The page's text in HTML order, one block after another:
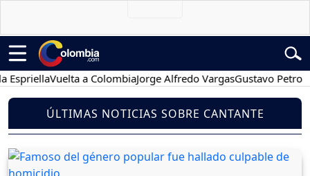
Vuelta a ColombiaJorge Alfredo VargasGustavo Petro
ÚLTIMAS NOTICIAS SOBRE CANTANTE